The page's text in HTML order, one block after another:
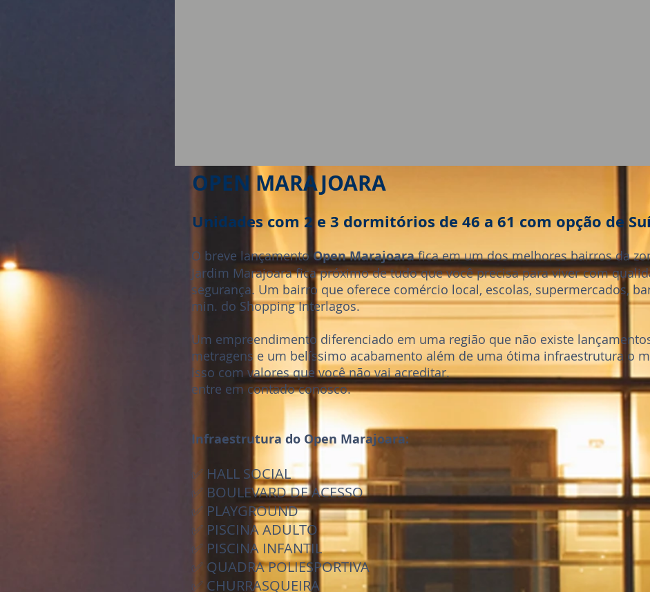
OPEN MARAJOARA
Unidades com 2 e 3 dormitórios de 46 a 61 com opção de
O breve lançamento Open Marajoarafica em um dos melhores bairros da
Jardim Marajoara fica próximo de tudo que você precisa para viver com
segurança. Um bairro que oferece comércio local, escolas, supermercados,
min. do Shopping Interlagos.
Um empreendimento diferenciado em uma região que não existe
metragens e um belíssimo acabamento além de uma ótima infraestrutura o
isso com valores que você não vai acreditar.
entre em contado conosco.
Infraestrutura do Open Marajoara:
✅ HALL SOCIAL
✅ BOULEVARD DE ACESSO
✅ PLAYGROUND
✅ PISCINA ADULTO
✅ PISCINA INFANTIL
✅ QUADRA POLIESPORTIVA
✅ CHURRASQUEIRA